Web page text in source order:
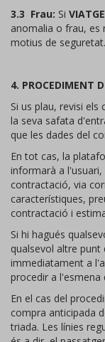
3.3 Frau: Si
anomalia o frau, es
motius de seguretat.
4. PROCEDIMENT
Si us plau, revisi
la seva safata
que les dades del
En tot cas, la
informarà a
contractació, via
característiques,
contractació i
Si hi hagués
qualsevol altre
immediatament a
procedir a l'esmena
En el cas del
compra anticipada
triada. Les línies